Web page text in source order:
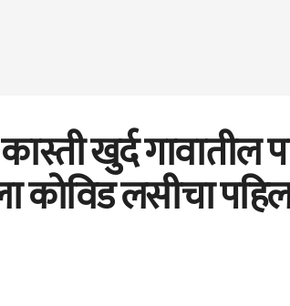
खुर्द गावातील
कोविड लसीचा